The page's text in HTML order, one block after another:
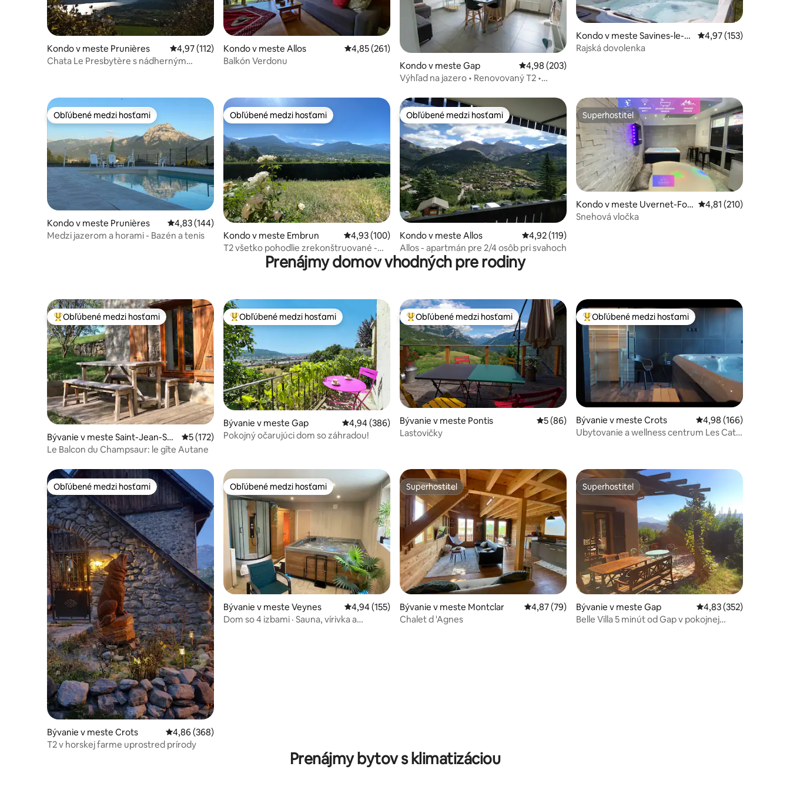
Kondo v meste Prunières Priemerné ohodnotenie 4,97 z 5, počet hodnotení: 112
4,97 (112)
Chata Le Presbytère s nádherným
Kondo v meste Allos Priemerné ohodnotenie 4,85 z 5, počet hodnotení: 261
4,85 (261)
Balkón Verdonu
Kondo v meste Gap Priemerné ohodnotenie 4,98 z 5, počet hodnotení: 203
4,98 (203)
Výhľad na jazero • Renovovaný T2 •
Kondo v meste Savines-le-L
ac
Priemerné
4,97 (153)
Rajská dovolenka
Obľúbené medzi hosťami
Obľúbené medzi hosťami
Kondo v meste Prunières Priemerné ohodnotenie 4,83 z 5, počet hodnotení: 144
4,83 (144)
Medzi jazerom a horami - Bazén a tenis
Obľúbené medzi hosťami
Obľúbené medzi hosťami
Kondo v meste Embrun Priemerné ohodnotenie 4,93 z 5, počet hodnotení: 100
4,93 (100)
T2 všetko pohodlie zrekonštruované -
Nádherný výhľad
Obľúbené medzi hosťami
Obľúbené medzi hosťami
Kondo v meste Allos Priemerné ohodnotenie 4,92 z 5, počet hodnotení: 119
4,92 (119)
Allos - apartmán pre 2/4 osôb pri svahoch
Superhostiteľ
Superhostiteľ
Kondo v meste Uvernet-Fou
rs
Priemerné
4,81 (210)
Snehová vločka
Prenájmy domov vhodných pre rodiny
Najobľúbenejšie medzi hosťami
Obľúbené medzi hosťami
Bývanie v meste Saint-Jean-Sai
nt-Nicolas
Priemerné ohodnotenie 5 z 5, počet hodnotení: 172
5 (172)
Le Balcon du Champsaur: le gîte Autane
Najobľúbenejšie medzi hosťami
Obľúbené medzi hosťami
Bývanie v meste Gap Priemerné ohodnotenie 4,94 z 5, počet hodnotení: 386
4,94 (386)
Pokojný očarujúci dom so záhradou!
Najobľúbenejšie medzi hosťami
Obľúbené medzi hosťami
Bývanie v meste Pontis Priemerné ohodnotenie 5 z 5, počet hodnotení: 86
5 (86)
Lastovičky
Najobľúbenejšie medzi hosťami
Obľúbené medzi hosťami
Bývanie v meste Crots Priemerné
4,98 (166)
Ubytovanie a wellness centrum Les Catis
Obľúbené medzi hosťami
Obľúbené medzi hosťami
Bývanie v meste Crots Priemerné ohodnotenie 4,86 z 5, počet hodnotení: 368
4,86 (368)
T2 v horskej farme uprostred prírody
Obľúbené medzi hosťami
Obľúbené medzi hosťami
Bývanie v meste Veynes Priemerné ohodnotenie 4,94 z 5, počet hodnotení: 155
4,94 (155)
Dom so 4 izbami · Sauna, vírivka a
Superhostiteľ
Superhostiteľ
Bývanie v meste Montclar Priemerné ohodnotenie 4,87 z 5, počet hodnotení: 79
4,87 (79)
Chalet d 'Agnes
Superhostiteľ
Superhostiteľ
Bývanie v meste Gap Priemerné
4,83 (352)
Belle Villa 5 minút od Gap v pokojnej
Prenájmy bytov s klimatizáciou